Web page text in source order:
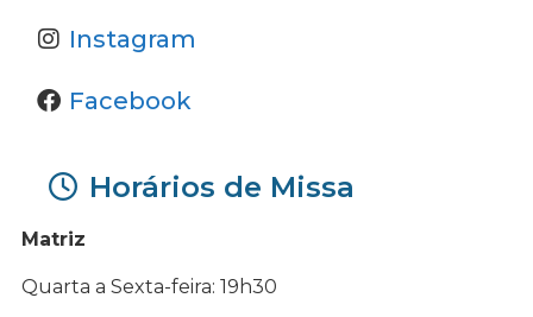
Instagram
Facebook
Horários de Missa
Matriz
Quarta a Sexta-feira: 19h30